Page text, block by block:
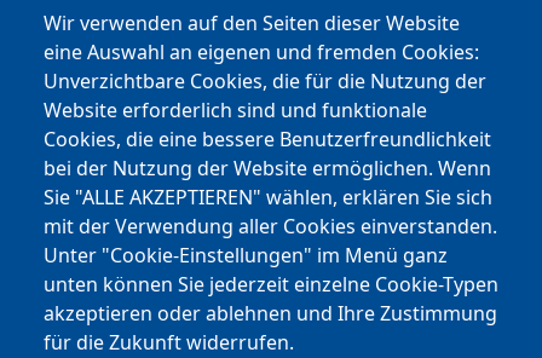
Wir verwenden auf den Seiten dieser Website
eine Auswahl an eigenen und fremden Cookies:
Unverzichtbare Cookies, die für die Nutzung der
Website erforderlich sind und funktionale
Cookies, die eine bessere Benutzerfreundlichkeit
bei der Nutzung der Website ermöglichen. Wenn
Sie "ALLE AKZEPTIEREN" wählen, erklären Sie sich
mit der Verwendung aller Cookies einverstanden.
Unter "Cookie-Einstellungen" im Menü ganz
unten können Sie jederzeit einzelne Cookie-Typen
akzeptieren oder ablehnen und Ihre Zustimmung
für die Zukunft widerrufen.
Instagram
Facebook
Youtube
Andere Bereiche
transp. Verwaltung / Amm. Trasparente
Nationaler Plan für Aufbau und Resilienz
Cookie-Einstellungen